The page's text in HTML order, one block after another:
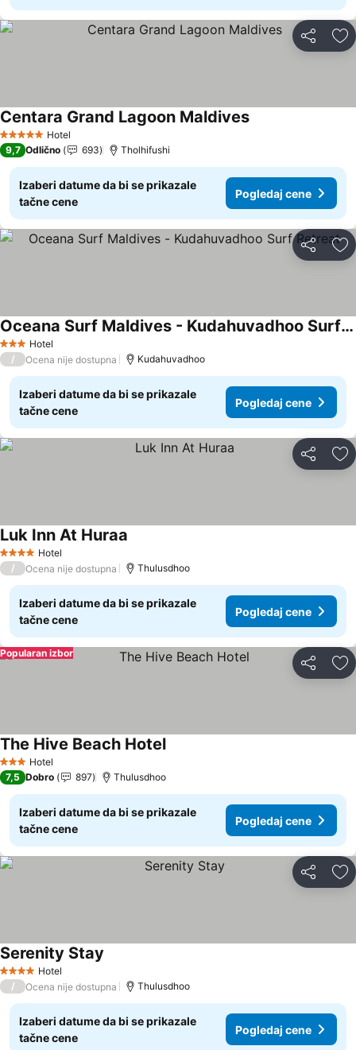
Deli
5 ZvezdiceHotel
Centara Grand Lagoon Maldives
9,7 Odlično 693 Tholhifushi
Izaberi datume da bi se prikazale
tačne cene
Pogledaj cene
Deli
3 Zvezdice
Hotel
Oceana Surf Maldives - Kudahuvadhoo Surf Retreat
/ Ocena nije dostupna Kudahuvadhoo
Izaberi datume da bi se prikazale
tačne cene
Pogledaj cene
Deli
4 ZvezdiceHotel
Luk Inn At Huraa
/ Ocena nije dostupna Thulusdhoo
Izaberi datume da bi se prikazale
tačne cene
Pogledaj cene
Deli
Popularan izbor
3 Zvezdice
Hotel
The Hive Beach Hotel
7,5 Dobro 897 Thulusdhoo
Izaberi datume da bi se prikazale
tačne cene
Pogledaj cene
Deli
4 ZvezdiceHotel
Serenity Stay
/ Ocena nije dostupna Thulusdhoo
Izaberi datume da bi se prikazale
tačne cene
Pogledaj cene